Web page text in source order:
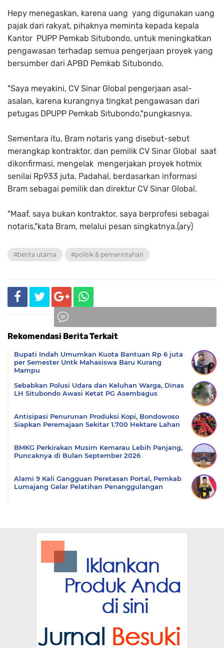
Hepy menegaskan, karena uang yang digunakan uang
pajak dari rakyat, pihaknya meminta kepada kepala
Kantor PUPP Pemkab Situbondo, untuk meningkatkan
pengawasan terhadap semua pengerjaan proyek yang
bersumber dari APBD Pemkab Situbondo.
"Saya meyakini, CV Sinar Global pengerjaan asal-
asalan, karena kurangnya tingkat pengawasan dari
petugas DPUPP Pemkab Situbondo,"pungkasnya.
Sementara itu, Bram notaris yang disebut-sebut
merangkap kontraktor, dan pemilik CV Sinar Global saat
dikonfirmasi, mengelak mengerjakan proyek hotmix
senilai Rp933 juta. Padahal, berdasarkan informasi
Bram sebagai pemilik dan direktur CV Sinar Global.
"Maaf, saya bukan kontraktor, saya berprofesi sebagai
notaris,"kata Bram, melalui pesan singkatnya.(ary)
#berita utama #politik & pemerintahan
Rekomendasi Berita Terkait
Bupati Indah Umumkan Kuota Bantuan Rp 6 juta
per Semester Untk Mahasiswa Baru Kurang
Mampu
Sebabkan Polusi Udara dan Keluhan Warga, Dinas
LH Situbondo Awasi Ketat PG Asembagus
Antisipasi Penurunan Produksi Kopi, Bondowoso
Siapkan Peremajaan Sekitar 1.700 Hektare Lahan
BMKG Perkirakan Musim Kemarau Lebih Panjang,
Puncaknya di Bulan September 2026
Alami 9 Kali Gangguan Peretasan Portal, Pemkab
Lumajang Gelar Pelatihan Penanggulangan